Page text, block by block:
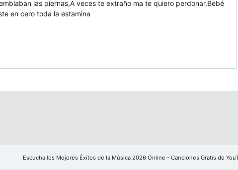
las piernas,A veces te extraño ma te quiero perdonar,Bebé
en cero toda la estamina
Escucha los Mejores Éxitos de la Música 2026 Online - Canciones Gratis de